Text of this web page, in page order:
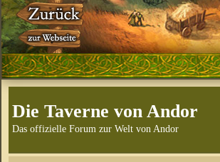
Die Taverne von Andor
Das offizielle Forum zur Welt von Andor